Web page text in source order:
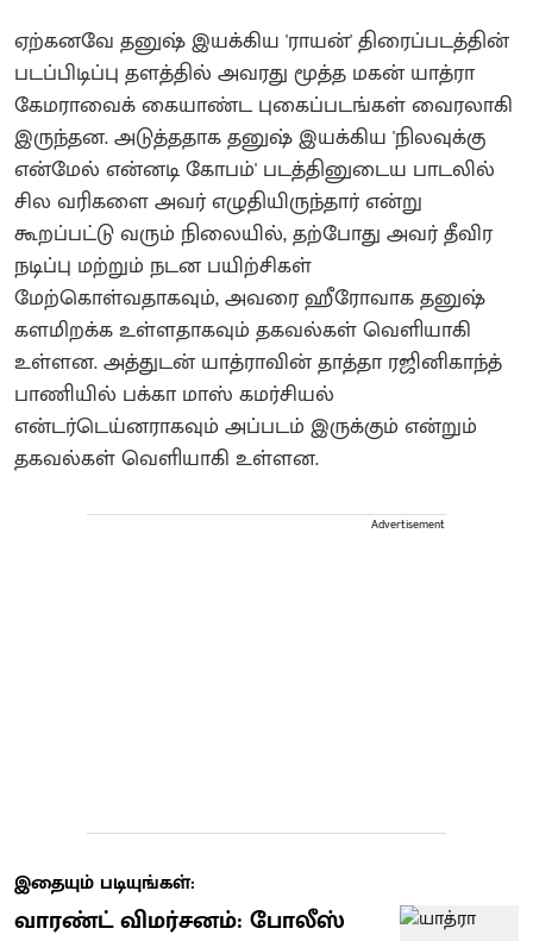
ஏற்கனவே தனுஷ் இயக்கிய 'ராயன்' திரைப்படத்தின்
படப்பிடிப்பு தளத்தில் அவரது மூத்த மகன் யாத்ரா
கேமராவைக் கையாண்ட புகைப்படங்கள் வைரலாகி
இருந்தன. அடுத்ததாக தனுஷ் இயக்கிய 'நிலவுக்கு
என்மேல் என்னடி கோபம்' படத்தினுடைய பாடலில்
சில வரிகளை அவர் எழுதியிருந்தார் என்று
கூறப்பட்டு வரும் நிலையில், தற்போது அவர் தீவிர
நடிப்பு மற்றும் நடன பயிற்சிகள்
மேற்கொள்வதாகவும், அவரை ஹீரோவாக தனுஷ்
களமிறக்க உள்ளதாகவும் தகவல்கள் வெளியாகி
உள்ளன. அத்துடன் யாத்ராவின் தாத்தா ரஜினிகாந்த்
பாணியில் பக்கா மாஸ் கமர்சியல்
என்டர்டெய்னராகவும் அப்படம் இருக்கும் என்றும்
தகவல்கள் வெளியாகி உள்ளன.
Advertisement
இதையும் படியுங்கள்:
வாரண்ட் விமர்சனம்: போலீஸ்